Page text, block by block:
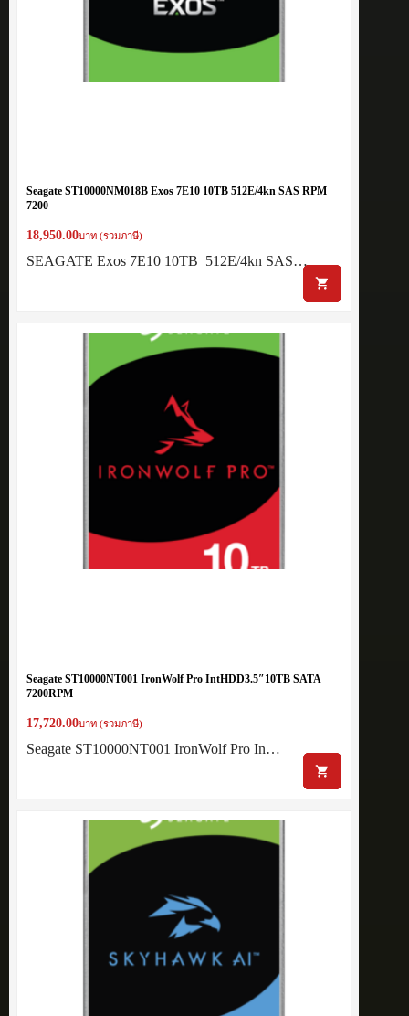
Seagate ST10000NM018B Exos 7E10 10TB 512E/4kn SAS RPM
7200
18,950.00บาท (รวมภาษี)
SEAGATE Exos 7E10 10TB 512E/4kn SAS…
Seagate ST10000NT001 IronWolf Pro IntHDD3.5″10TB SATA
7200RPM
17,720.00บาท (รวมภาษี)
Seagate ST10000NT001 IronWolf Pro In…